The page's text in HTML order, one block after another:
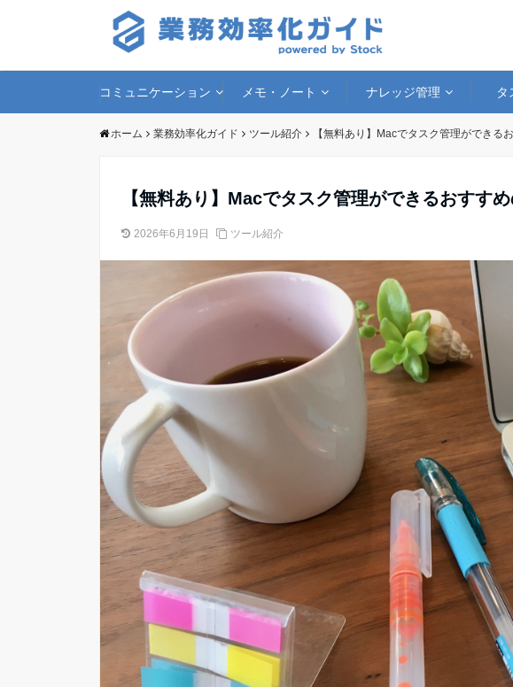
コミュニケーション メモ・ノート ナレッジ管理 タ
ホーム 業務効率化ガイド ツール紹介 【無料あり】Macでタスク管理ができる
【無料あり】Macでタスク管理ができるおすす
2026年6月19日 ツール紹介